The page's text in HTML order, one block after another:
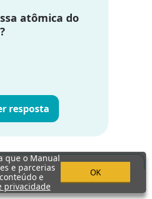
atômica do
resposta
que o Manual
e parcerias
e
privacidade
OK